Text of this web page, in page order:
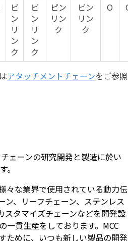
ピ
ン
リ
ン
ク
ピ
ン
リ
ン
ク
ピン
リン
ク
ピン
リン
ク
O
アタッチメントチェーンをご参照
ェーンの研究開発と製造に於い
。
々な業界で使用されている動力伝
ン、リーフチェーン、ステンレス
スタマイズチェーンなどを開発設
一貫生産をしております。MCC
ために、いつも新しい製品の開発